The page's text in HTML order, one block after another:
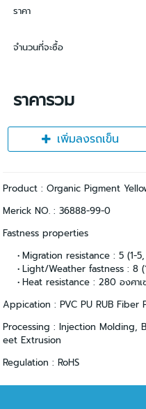
ราคา
จำนวนที่จะซื้อ
ราคารวม
เพิ่มลงรถเข็น
Product : Organic Pigment
Merick NO. : 36888-99-0
Fastness properties
Migration resistance : 5 (1-
Light/Weather fastness : 8
Heat resistance : 280 องศาเ
Appication : PVC PU RUB Fiber
Processing : Injection Molding,
eet Extrusion
Regulation : RoHS